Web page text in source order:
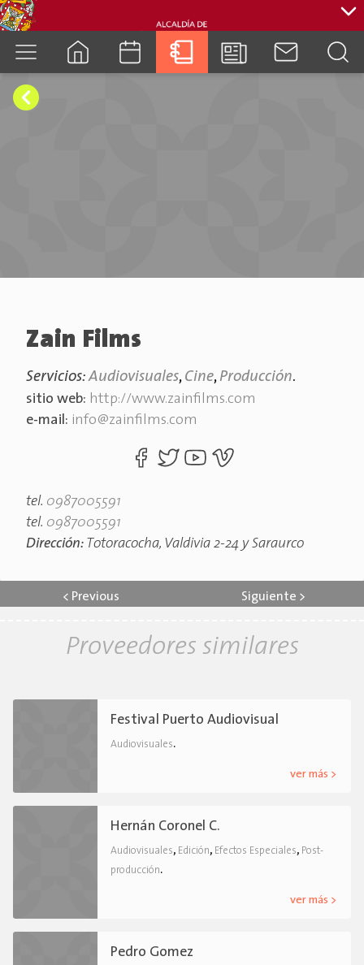
Zain Films
Servicios:Audiovisuales, Cine, Producción.
sitio web: http://www.zainfilms.com
e-mail: info@zainfilms.com
tel. 0987005591
tel. 0987005591
Dirección: Totoracocha, Valdivia 2-24 y Saraurco
< Previous Siguiente >
Proveedores similares
Festival Puerto Audiovisual
Audiovisuales.
ver más >
Hernán Coronel C.
Audiovisuales, Edición, Efectos Especiales, Post-
producción.
ver más >
Pedro Gomez